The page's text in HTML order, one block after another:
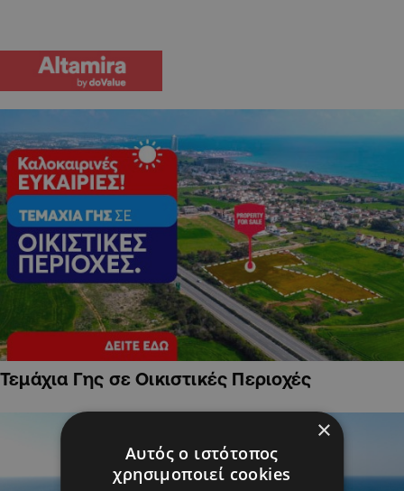
Τεμάχια Γης σε Οικιστικές Περιοχές
×
Αυτός ο ιστότοπος
χρησιμοποιεί cookies